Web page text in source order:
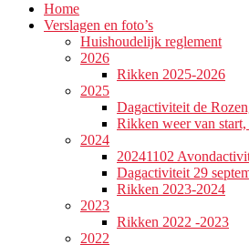
Home
Verslagen en foto’s
Huishoudelijk reglement
2026
Rikken 2025-2026
2025
Dagactiviteit de
Rikken weer van
2024
20241102
Dagactiviteit 29
Rikken 2023-2024
2023
Rikken 2022 -2023
2022